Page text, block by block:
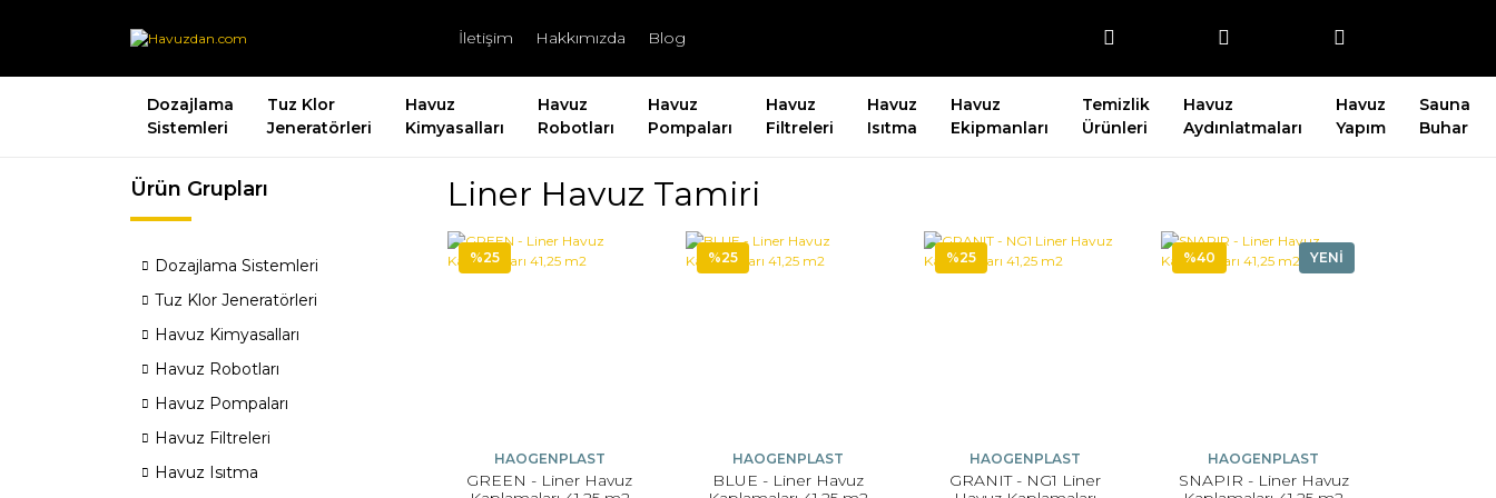
İletişim Hakkımızda Blog
Dozajlama
Sistemleri
Tuz Klor
Jeneratörleri
Havuz
Kimyasalları
Havuz
Robotları
Havuz
Pompaları
Havuz
Filtreleri
Havuz
Isıtma
Havuz
Ekipmanları
Temizlik
Ürünleri
Havuz
Aydınlatmaları
Havuz
Yapım
Sauna
Buhar
Ürün Grupları
Dozajlama Sistemleri
Tuz Klor Jeneratörleri
Havuz Kimyasalları
Havuz Robotları
Havuz Pompaları
Havuz Filtreleri
Havuz Isıtma
Liner Havuz Tamiri
%25
HAOGENPLAST
GREEN - Liner Havuz
%25
HAOGENPLAST
BLUE - Liner Havuz
%25
HAOGENPLAST
GRANIT - NG1 Liner
%40 YENİ
HAOGENPLAST
SNAPIR - Liner Havuz